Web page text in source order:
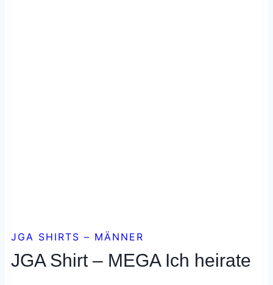
JGA SHIRTS – MÄNNER
JGA Shirt – MEGA Ich heirate